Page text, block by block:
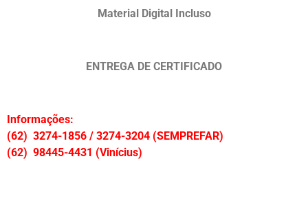
Material Digital Incluso
ENTREGA DE CERTIFICADO
Informações:
(62) 3274-1856 / 3274-3204 (SEMPREFAR)
(62) 98445-4431 (Vinícius)